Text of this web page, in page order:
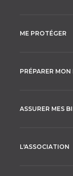
ME PROTÉGER
PRÉPARER MON
ASSURER MES
L'ASSOCIATION